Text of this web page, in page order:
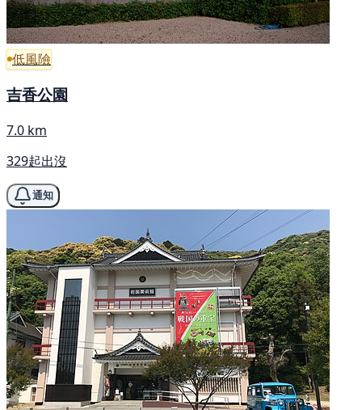
低風險
吉香公園
7.0 km
329起出沒
通知